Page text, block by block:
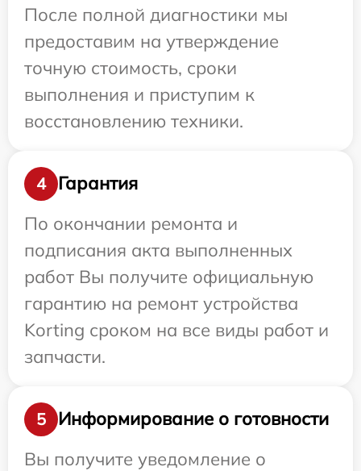
После полной диагностики мы
предоставим на утверждение
точную стоимость, сроки
выполнения и приступим к
восстановлению техники.
4
Гарантия
По окончании ремонта и
подписания акта выполненных
работ Вы получите официальную
гарантию на ремонт устройства
Korting сроком на все виды работ и
запчасти.
5
Информирование о готовности
Вы получите уведомление о